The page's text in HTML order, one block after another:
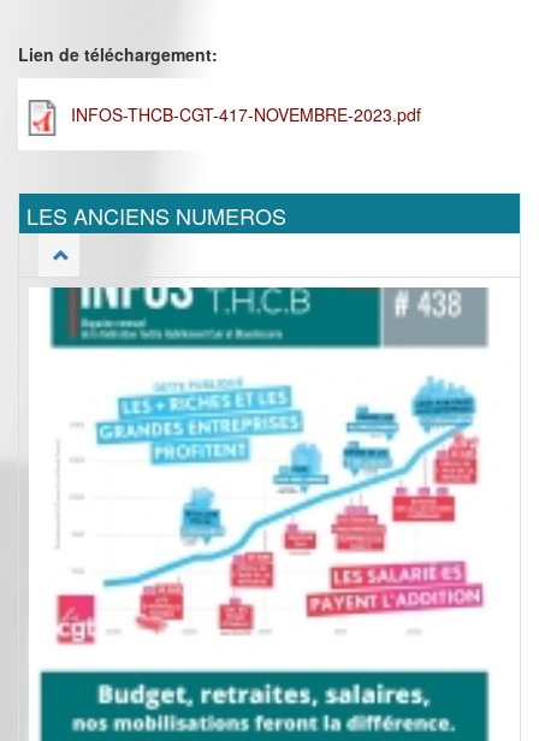
Lien de téléchargement:
INFOS-THCB-CGT-417-NOVEMBRE-2023.pdf
LES ANCIENS NUMEROS